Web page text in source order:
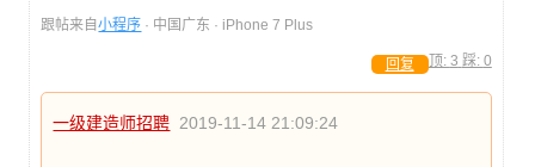
跟帖来自小程序 · 中国广东 · iPhone 7 Plus
顶: 3 踩: 0
回复
一级建造师招聘 2019-11-14 21:09:24